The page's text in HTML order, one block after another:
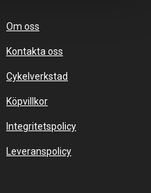
Om oss
Kontakta oss
Cykelverkstad
Köpvillkor
Integritetspolicy
Leveranspolicy